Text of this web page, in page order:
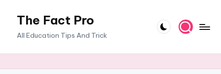
The Fact Pro
All Education Tips And Trick